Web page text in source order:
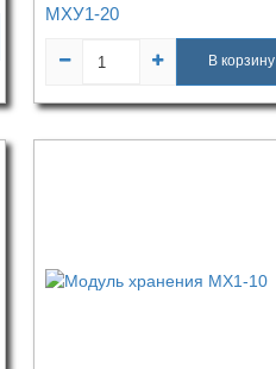
МХУ1-20
В корзину